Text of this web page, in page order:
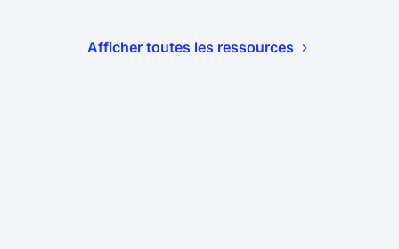
Afficher toutes les ressources